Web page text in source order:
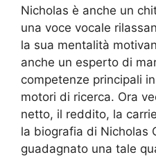
Nicholas è anche un
una voce vocale
la sua mentalità
anche un esperto di
competenze principali
motori di ricerca. Ora
netto, il reddito, la
la biografia di Nicholas
guadagnato una tale